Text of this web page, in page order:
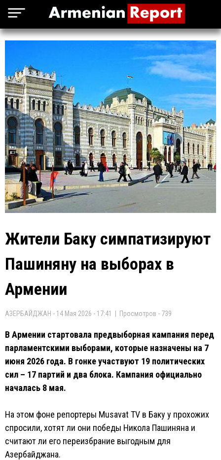
Жители Баку симпатизируют
Пашиняну на выборах в
Армении
АЗЕРБАЙДЖАН - 14 Мая 2026 - 17:41 | Просмотров - 739
В Армении стартовала предвыборная кампания перед
парламентскими выборами, которые назначены на 7
июня 2026 года. В гонке участвуют 19 политических
сил – 17 партий и два блока. Кампания официально
началась 8 мая.
На этом фоне репортеры Musavat TV в Баку у прохожих
спросили, хотят ли они победы Никола Пашиняна и
считают ли его переизбрание выгодным для
Азербайджана.